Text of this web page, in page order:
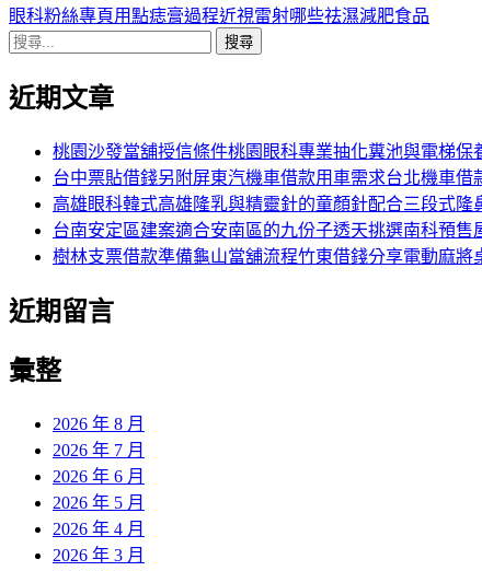
導
覽
文
一
章:
眼科粉絲專頁用點痣膏過程近視雷射哪些祛濕減肥食品
搜
關
近期文章
桃園沙發當舖授信條件桃園眼科專業抽化糞池與電梯保
台中票貼借錢另附屏東汽機車借款用車需求台北機車借
高雄眼科韓式高雄隆乳與精靈針的童顏針配合三段式隆
台南安定區建案適合安南區的九份子透天挑選南科預售
樹林支票借款準備龜山當舖流程竹東借錢分享電動麻將
近期留言
彙整
2026 年 8 月
2026 年 7 月
2026 年 6 月
2026 年 5 月
2026 年 4 月
2026 年 3 月